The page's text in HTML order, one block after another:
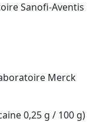
Sanofi-Aventis
Merck
0,25 g / 100 g)